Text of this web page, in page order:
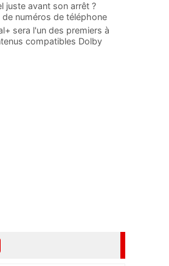
juste avant son arrêt ?
numéros de téléphone
sera l'un des premiers à
compatibles Dolby